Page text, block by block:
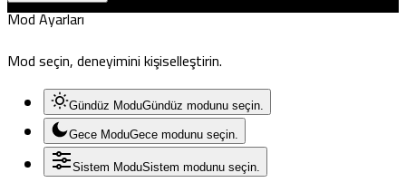
Mod Ayarları
Mod seçin, deneyimini kişiselleştirin.
Gündüz ModuGündüz modunu seçin.
Gece ModuGece modunu seçin.
Sistem ModuSistem modunu seçin.